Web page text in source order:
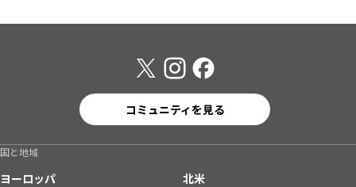
コミュニティを見る
国と地域
ヨーロッパ
北米